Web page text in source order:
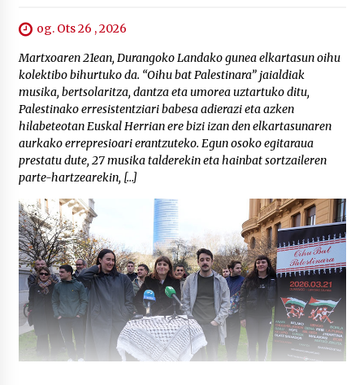
og. Ots 26 , 2026
Martxoaren 21ean, Durangoko Landako gunea elkartasun oihu
kolektibo bihurtuko da. “Oihu bat Palestinara” jaialdiak
musika, bertsolaritza, dantza eta umorea uztartuko ditu,
Palestinako erresistentziari babesa adierazi eta azken
hilabeteotan Euskal Herrian ere bizi izan den elkartasunaren
aurkako errepresioari erantzuteko. Egun osoko egitaraua
prestatu dute, 27 musika talderekin eta hainbat sortzaileren
parte-hartzearekin, […]